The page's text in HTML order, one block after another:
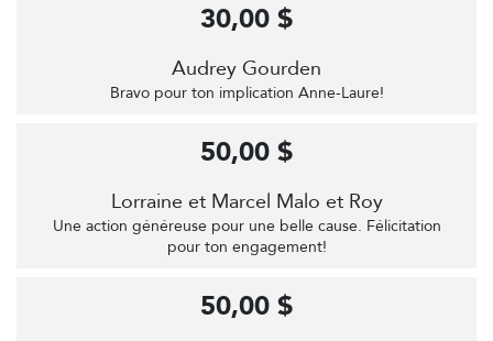
Audrey Gourden
Bravo pour ton implication Anne-Laure!
30,00 $
Lorraine et Marcel Malo et Roy
Une action généreuse pour une belle cause. Félicitation
pour ton engagement!
50,00 $
50,00 $